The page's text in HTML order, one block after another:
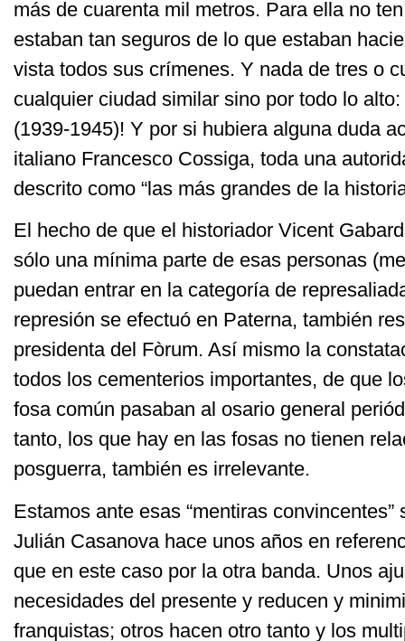
más de cuarenta mil metros. Para ella no
estaban tan seguros de lo que estaban
vista todos sus crímenes. Y nada de tres o
cualquier ciudad similar sino por todo lo
(1939-1945)! Y por si hubiera alguna duda
italiano Francesco Cossiga, toda una
descrito como “las más grandes de la
El hecho de que el historiador Vicent
sólo una mínima parte de esas personas
puedan entrar en la categoría de
represión se efectuó en Paterna, también
presidenta del Fòrum. Así mismo la
todos los cementerios importantes, de que
fosa común pasaban al osario general
tanto, los que hay en las fosas no tienen
posguerra, también es irrelevante.
Estamos ante esas “mentiras
Julián Casanova hace unos años en
que en este caso por la otra banda. Unos
necesidades del presente y reducen y
franquistas; otros hacen otro tanto y los